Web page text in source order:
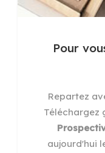
Pour
Repartez
Téléchargez
aujourd'hui